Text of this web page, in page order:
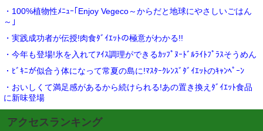
・100%植物性ﾒﾆｭｰ｢Enjoy Vegeco～からだと地球にやさしいごはん
～｣
・実践成功者が伝授!肉食ﾀﾞｲｴｯﾄの極意がわかる!!
・今年も登場!氷を入れてｱｲｽ調理ができるｶｯﾌﾟﾇｰﾄﾞﾙﾗｲﾄﾌﾟﾗｽそうめん
・ﾋﾞｷﾆが似合う体になって常夏の島に!ﾏｽﾀｰｸﾚﾝｽﾞﾀﾞｲｴｯﾄのｷｬﾝﾍﾟｰﾝ
・おいしくて満足感があるから続けられる!あの置き換えﾀﾞｲｴｯﾄ食品
に新味登場
アクセスランキング